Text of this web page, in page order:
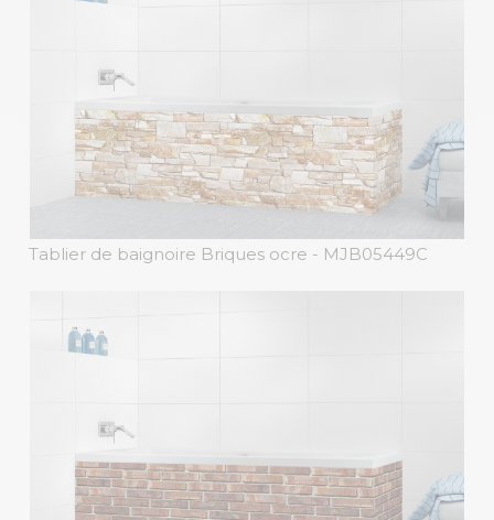
Tablier de baignoire Briques ocre - MJB05449C